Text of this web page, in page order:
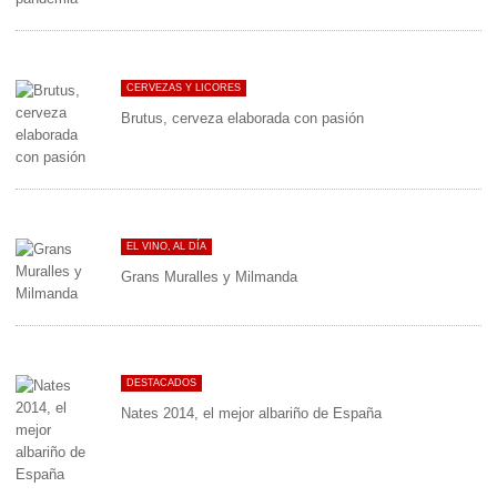
CERVEZAS Y LICORES
Brutus, cerveza elaborada con pasión
EL VINO, AL DÍA
Grans Muralles y Milmanda
DESTACADOS
Nates 2014, el mejor albariño de España